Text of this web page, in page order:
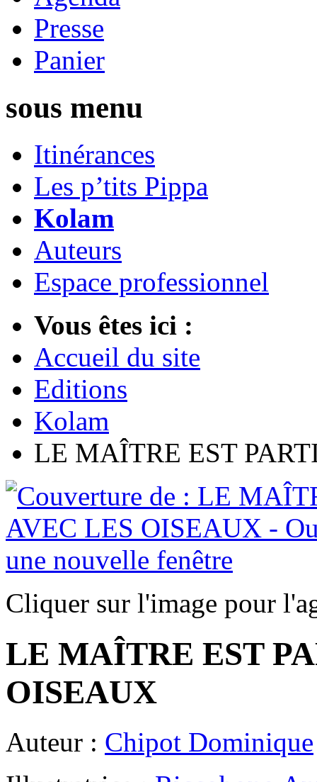
Presse
Panier
sous menu
Itinérances
Les p’tits Pippa
Kolam
Auteurs
Espace professionnel
Vous êtes ici :
Accueil du site
Editions
Kolam
LE MAÎTRE EST
Cliquer sur l'image pour
LE MAÎTRE EST
OISEAUX
Auteur : Chipot Dominique